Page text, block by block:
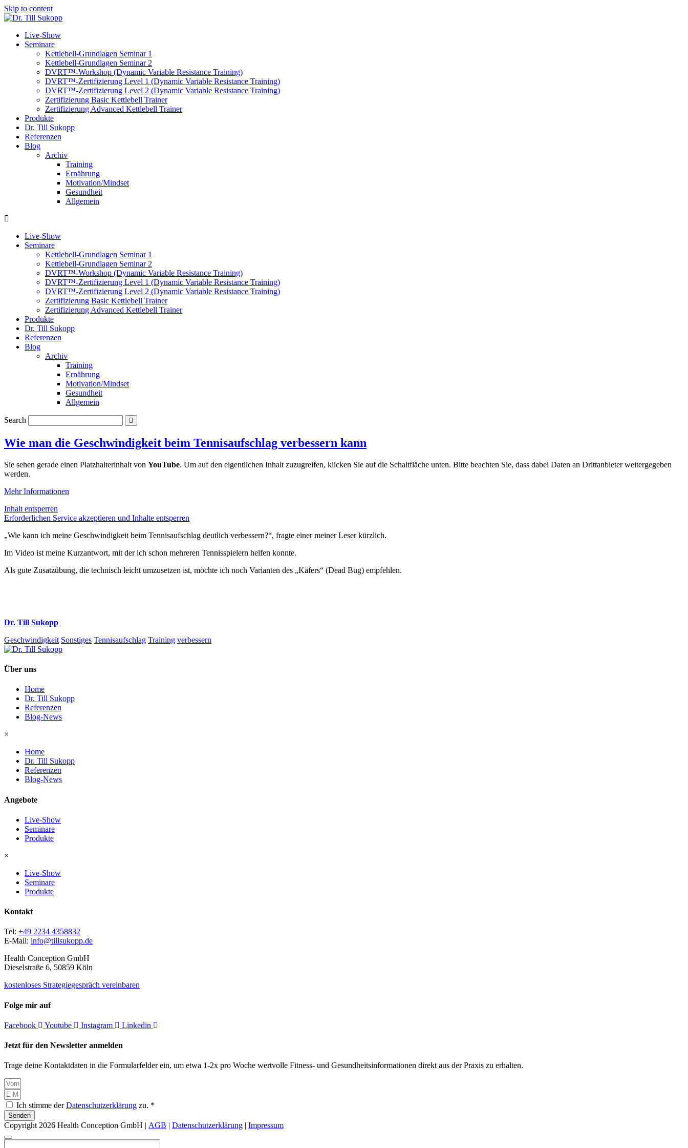
Skip to content
Live-Show
Seminare
Kettlebell-Grundlagen Seminar 1
Kettlebell-Grundlagen Seminar 2
DVRT™-Workshop (Dynamic Variable Resistance Training)
DVRT™-Zertifizierung Level 1 (Dynamic Variable Resistance Training)
DVRT™-Zertifizierung Level 2 (Dynamic Variable Resistance Training)
Zertifizierung Basic Kettlebell Trainer
Zertifizierung Advanced Kettlebell Trainer
Produkte
Dr. Till Sukopp
Referenzen
Blog
Archiv
Training
Ernährung
Motivation/Mindset
Gesundheit
Allgemein
Live-Show
Seminare
Kettlebell-Grundlagen Seminar 1
Kettlebell-Grundlagen Seminar 2
DVRT™-Workshop (Dynamic Variable Resistance Training)
DVRT™-Zertifizierung Level 1 (Dynamic Variable Resistance Training)
DVRT™-Zertifizierung Level 2 (Dynamic Variable Resistance Training)
Zertifizierung Basic Kettlebell Trainer
Zertifizierung Advanced Kettlebell Trainer
Produkte
Dr. Till Sukopp
Referenzen
Blog
Archiv
Training
Ernährung
Motivation/Mindset
Gesundheit
Allgemein
Search
Wie man die Geschwindigkeit beim Tennisaufschlag verbessern kann
Sie sehen gerade einen Platzhalterinhalt von YouTube. Um auf den eigentlichen Inhalt zuzugreifen, klicken Sie auf die Schaltfläche unten. Bitte beachten Sie, dass dabei Daten an Drittanbieter weitergegeben
werden.
Mehr Informationen
Inhalt entsperren
Erforderlichen Service akzeptieren und Inhalte entsperren
„Wie kann ich meine Geschwindigkeit beim Tennisaufschlag deutlich verbessern?“, fragte einer meiner Leser kürzlich.
Im Video ist meine Kurzantwort, mit der ich schon mehreren Tennisspielern helfen konnte.
Als gute Zusatzübung, die technisch leicht umzusetzen ist, möchte ich noch Varianten des „Käfers“ (Dead Bug) empfehlen.
Dr. Till Sukopp
Geschwindigkeit Sonstiges Tennisaufschlag Training verbessern
Über uns
Home
Dr. Till Sukopp
Referenzen
Blog-News
×
Home
Dr. Till Sukopp
Referenzen
Blog-News
Angebote
Live-Show
Seminare
Produkte
×
Live-Show
Seminare
Produkte
Kontakt
Tel: +49 2234 4358832
E-Mail: info@tillsukopp.de
Health Conception GmbH
Dieselstraße 6, 50859 Köln
kostenloses Strategiegespräch vereinbaren
Folge mir auf
Facebook Youtube Instagram Linkedin
Jetzt für den Newsletter anmelden
Trage deine Kontaktdaten in die Formularfelder ein, um etwa 1-2x pro Woche wertvolle Fitness- und Gesundheitsinformationen direkt aus der Praxis zu erhalten.
Ich stimme derDatenschutzerklärung zu. *
Senden
Copyright 2026 Health Conception GmbH | AGB Datenschutzerklärung Impressum